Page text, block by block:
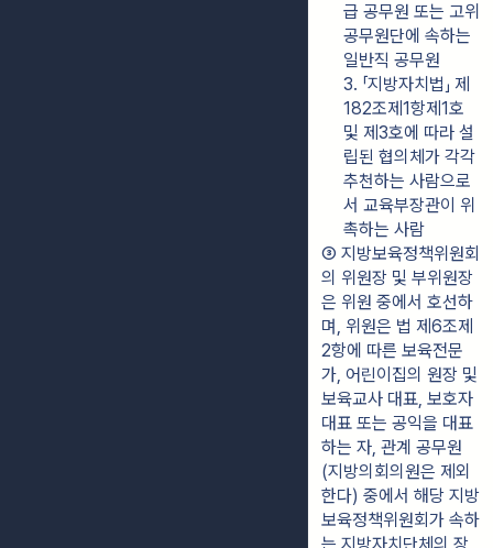
급 공무원 또는 고위
공무원단에 속하는
일반직 공무원
3. 「지방자치법」 제
182조제1항제1호
및 제3호에 따라 설
립된 협의체가 각각
추천하는 사람으로
서 교육부장관이 위
촉하는 사람
③ 지방보육정책위원회
의 위원장 및 부위원장
은 위원 중에서 호선하
며, 위원은 법 제6조제
2항에 따른 보육전문
가, 어린이집의 원장 및
보육교사 대표, 보호자
대표 또는 공익을 대표
하는 자, 관계 공무원
(지방의회의원은 제외
한다) 중에서 해당 지방
보육정책위원회가 속하